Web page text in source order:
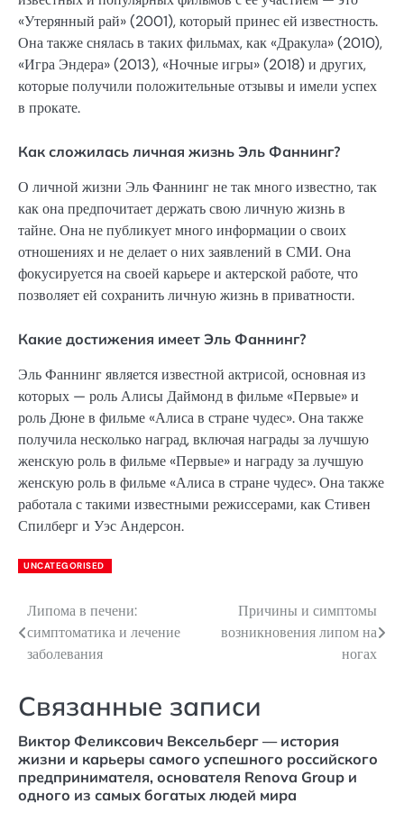
«Утерянный рай» (2001), который принес ей известность.
Она также снялась в таких фильмах, как «Дракула» (2010),
«Игра Эндера» (2013), «Ночные игры» (2018) и других,
которые получили положительные отзывы и имели успех
в прокате.
Как сложилась личная жизнь Эль Фаннинг?
О личной жизни Эль Фаннинг не так много известно, так
как она предпочитает держать свою личную жизнь в
тайне. Она не публикует много информации о своих
отношениях и не делает о них заявлений в СМИ. Она
фокусируется на своей карьере и актерской работе, что
позволяет ей сохранить личную жизнь в приватности.
Какие достижения имеет Эль Фаннинг?
Эль Фаннинг является известной актрисой, основная из
которых — роль Алисы Даймонд в фильме «Первые» и
роль Дюне в фильме «Алиса в стране чудес». Она также
получила несколько наград, включая награды за лучшую
женскую роль в фильме «Первые» и награду за лучшую
женскую роль в фильме «Алиса в стране чудес». Она также
работала с такими известными режиссерами, как Стивен
Спилберг и Уэс Андерсон.
UNCATEGORISED
Навигация
по
Липома в печени:
симптоматика и лечение
заболевания
Причины и симптомы
возникновения липом на
ногах
Связанные записи
Виктор Феликсович Вексельберг — история
жизни и карьеры самого успешного российского
предпринимателя, основателя Renova Group и
одного из самых богатых людей мира